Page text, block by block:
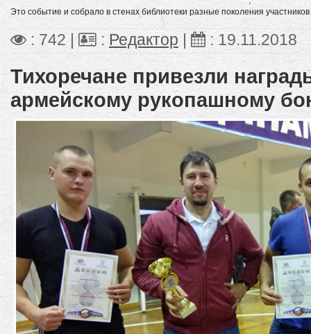
Это событие и собрало в стенах библиотеки разные поколения участников
: 742 | : Редактор | : 19.11.2018
Тихоречане привезли
армейскому рукопашному